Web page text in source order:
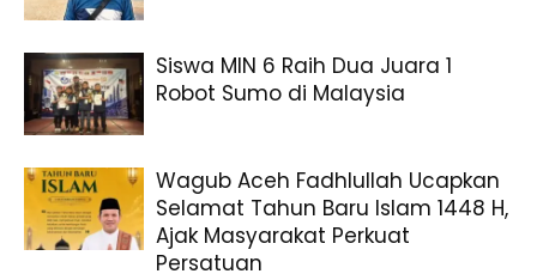
Siswa MIN 6 Raih Dua Juara 1
Robot Sumo di Malaysia
Wagub Aceh Fadhlullah Ucapkan
Selamat Tahun Baru Islam 1448 H,
Ajak Masyarakat Perkuat
Persatuan